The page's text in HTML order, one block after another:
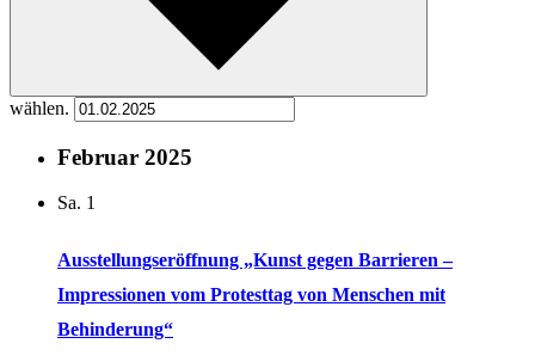
wählen.
Februar 2025
Sa. 1
Ausstellungseröffnung „Kunst gegen Barrieren –
Impressionen vom Protesttag von Menschen mit
Behinderung“